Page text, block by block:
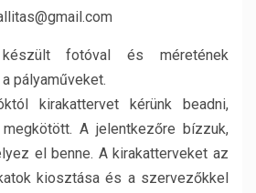
fotóval és méretének
pályaműveket.
kirakattervet kérünk beadni,
A jelentkezőre bízzuk,
el benne. A kirakatterveket az
kiosztása és a szervezőkkel